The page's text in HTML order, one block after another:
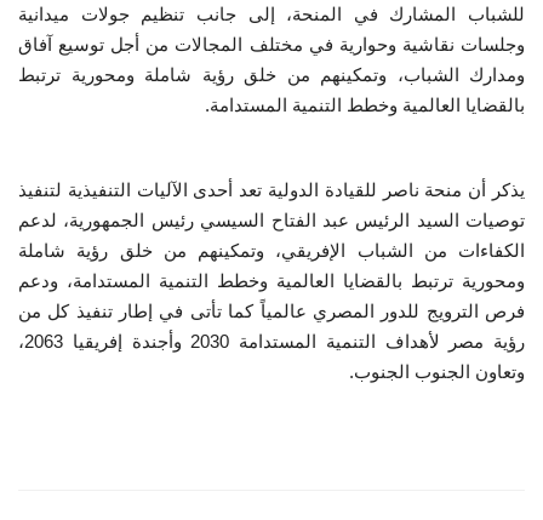
للشباب المشارك في المنحة، إلى جانب تنظيم جولات ميدانية
وجلسات نقاشية وحوارية في مختلف المجالات من أجل توسيع آفاق
ومدارك الشباب، وتمكينهم من خلق رؤية شاملة ومحورية ترتبط
بالقضايا العالمية وخطط التنمية المستدامة.
يذكر أن منحة ناصر للقيادة الدولية تعد أحدى الآليات التنفيذية لتنفيذ
توصيات السيد الرئيس عبد الفتاح السيسي رئيس الجمهورية، لدعم
الكفاءات من الشباب الإفريقي، وتمكينهم من خلق رؤية شاملة
ومحورية ترتبط بالقضايا العالمية وخطط التنمية المستدامة، ودعم
فرص الترويج للدور المصري عالمياً كما تأتى في إطار تنفيذ كل من
رؤية مصر لأهداف التنمية المستدامة 2030 وأجندة إفريقيا 2063،
وتعاون الجنوب الجنوب.